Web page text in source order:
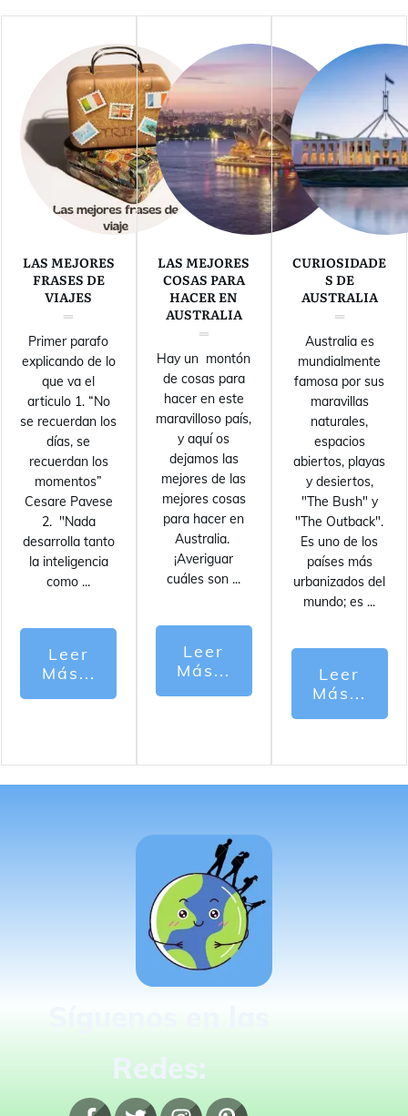
LAS MEJORES
FRASES DE
VIAJES
Primer parafo
explicando de lo
que va el
articulo 1. “No
se recuerdan los
días, se
recuerdan los
momentos”
Cesare Pavese
2. "Nada
desarrolla tanto
la inteligencia
como ...
Leer
Más...
LAS MEJORES
COSAS PARA
HACER EN
AUSTRALIA
Hay un montón
de cosas para
hacer en este
maravilloso país,
y aquí os
dejamos las
mejores de las
mejores cosas
para hacer en
Australia.
¡Averiguar
cuáles son ...
Leer
Más...
CURIOSIDADE
S DE
AUSTRALIA
Australia es
mundialmente
famosa por sus
maravillas
naturales,
espacios
abiertos, playas
y desiertos,
"The Bush" y
"The Outback".
Es uno de los
países más
urbanizados del
mundo; es ...
Leer
Más...
Redes: